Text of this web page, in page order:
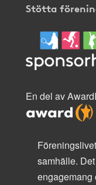
Stötta
En del av
samhälle.
engagemang